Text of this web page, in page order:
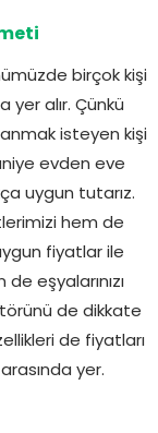
birçok kişi
yer alır. Çünkü
isteyen kişi
evden eve
uygun tutarız.
hem de
fiyatlar ile
eşyalarınızı
de dikkate
de fiyatları
yer.